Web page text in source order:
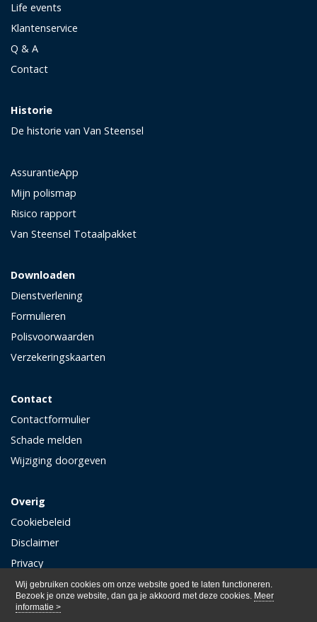
Wij gebruiken cookies om onze website goed te laten functioneren.
Bezoek je onze website, dan ga je akkoord met deze cookies. Meer
informatie >
Life events
Klantenservice
Q & A
Contact
Historie
De historie van Van Steensel
AssurantieApp
Mijn polismap
Risico rapport
Van Steensel Totaalpakket
Downloaden
Dienstverlening
Formulieren
Polisvoorwaarden
Verzekeringskaarten
Contact
Contactformulier
Schade melden
Wijziging doorgeven
Overig
Cookiebeleid
Disclaimer
Privacy